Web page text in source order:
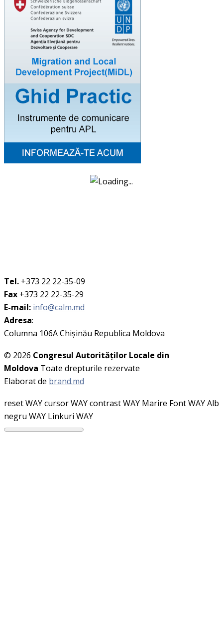
Tel. +373 22 22-35-09
Fax +373 22 22-35-29
E-mail: info@calm.md
Adresa:
Columna 106A Chişinău Republica Moldova
© 2026 Congresul Autorităţilor Locale din
Moldova Toate drepturile rezervate
Elaborat de brand.md
reset WAYcursor WAYcontrast WAY Marire Font WAYAlb
negru WAY Linkuri WAY